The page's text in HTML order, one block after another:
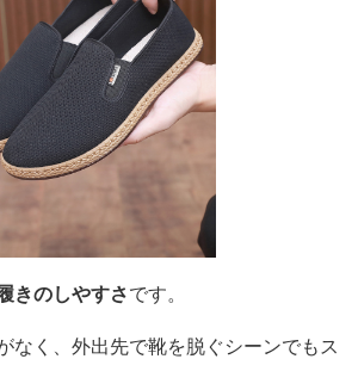
きのしやすさです。
なく、外出先で靴を脱ぐシーンでもス